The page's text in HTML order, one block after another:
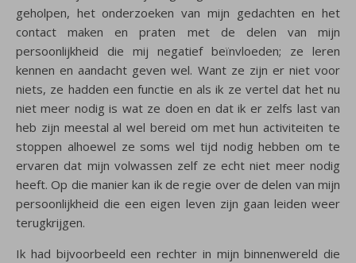
geholpen, het onderzoeken van mijn gedachten en het
contact maken en praten met de delen van mijn
persoonlijkheid die mij negatief beïnvloeden; ze leren
kennen en aandacht geven wel. Want ze zijn er niet voor
niets, ze hadden een functie en als ik ze vertel dat het nu
niet meer nodig is wat ze doen en dat ik er zelfs last van
heb zijn meestal al wel bereid om met hun activiteiten te
stoppen alhoewel ze soms wel tijd nodig hebben om te
ervaren dat mijn volwassen zelf ze echt niet meer nodig
heeft. Op die manier kan ik de regie over de delen van mijn
persoonlijkheid die een eigen leven zijn gaan leiden weer
terugkrijgen.
Ik had bijvoorbeeld een rechter in mijn binnenwereld die